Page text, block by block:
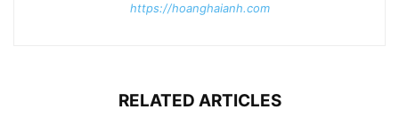
https://hoanghaianh.com
RELATED ARTICLES